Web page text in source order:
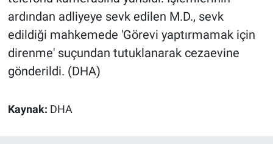
ardından adliyeye sevk edilen M.D., sevk
edildiği mahkemede 'Görevi yaptırmamak için
direnme' suçundan tutuklanarak cezaevine
gönderildi. (DHA)
Kaynak: DHA